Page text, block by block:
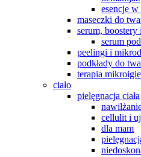
esencje w
maseczki do
serum,
serum
peelingi i
podkłady do
terapia
ciało
pielęgnacja ciała
cellulit i
dla mam